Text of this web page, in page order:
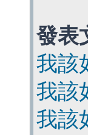
發表
我該
我該
我該